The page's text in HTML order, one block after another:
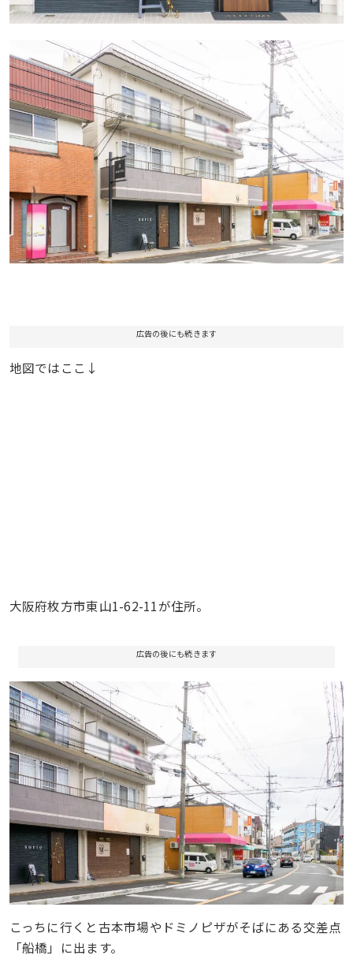
広告の後にも続きます
地図ではここ↓
大阪府枚方市東山1-62-11が住所。
広告の後にも続きます
こっちに行くと古本市場やドミノピザがそばにある交差点
「船橋」に出ます。